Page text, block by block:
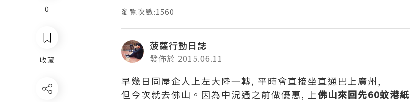
0
收藏
瀏覽次數:1560
菠蘿行動日誌
發佈於 2015.06.11
早幾日同屋企人上左大陸一轉, 平時會直接坐直通巴上廣州,
但今次就去佛山。因為中況通之前做優惠, 上佛山來回先60蚊港紙